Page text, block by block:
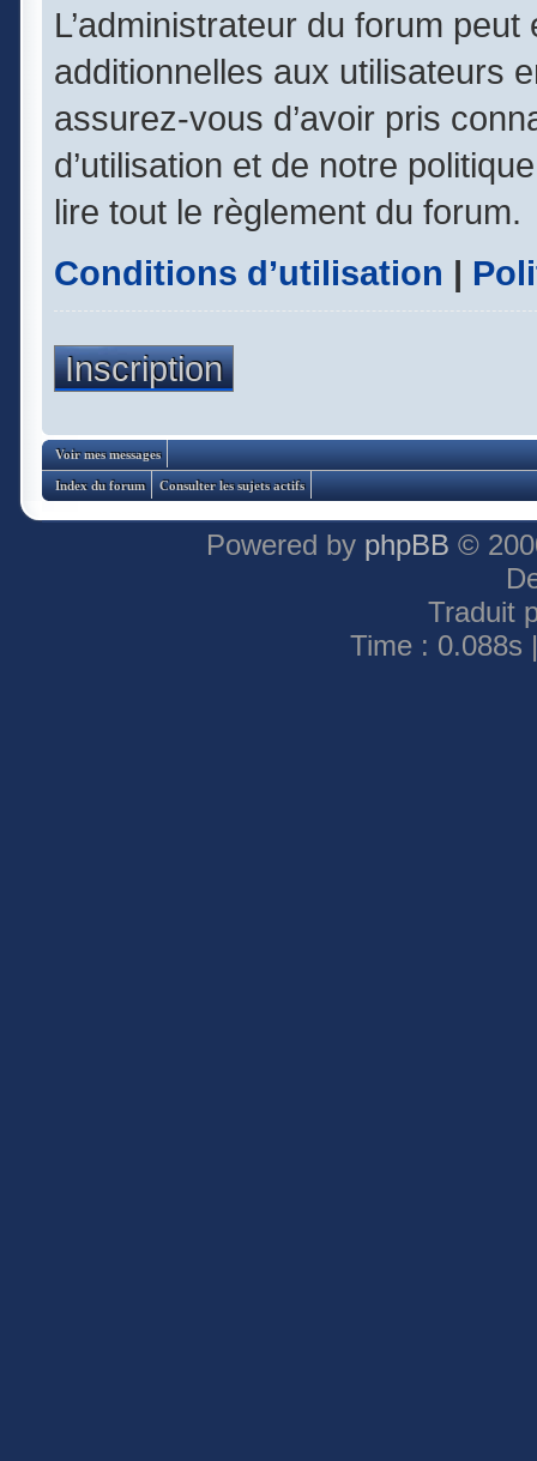
L’administrateur du forum
additionnelles aux utilisateurs
assurez-vous d’avoir pris
d’utilisation et de notre
lire tout le règlement du forum.
Conditions d’utilisation |
Inscription
Voir mes messages
Index du forum Consulter les sujets actifs
Powered by phpBB ©
Traduit
Time : 0.088s